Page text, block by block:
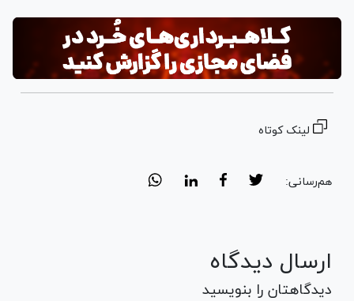
لینک کوتاه
هم‌رسانی:
ارسال دیدگاه
دیدگاهتان را بنویسید